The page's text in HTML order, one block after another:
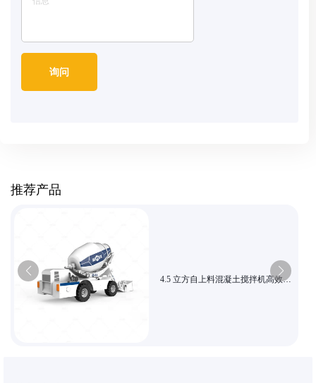
推荐产品
4.5 立方自上料混凝土搅拌机高效供